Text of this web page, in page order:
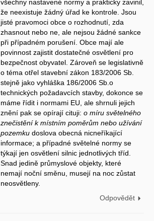
všechny nastavené normy a prakticky zavinil,
že neexistuje žádný úřad ke kontrole. Jsou
jisté pravomoci obce o rozhodnutí, zda
zhasnout nebo ne, ale nejsou žádné sankce
při případném porušení. Obce mají ale
povinnost zajistit dostatečné osvětlení pro
bezpečnost obyvatel. Zároveň se legislativně
o téma otřel stavební zákon 183/2006 Sb.
stejně jako vyhláška 186/2006 Sb.o
technických požadavcích stavby, dokonce se
máme řídit i normami EU, ale shrnuli jejich
znění pak se opírají cituji: o míru světelného
znečistění k místním poměrům nebo užívání
pozemku doslova obecná nicneříkající
informace; a případné světelné normy se
týkají jen osvětlení silnic jednotlivých tříd.
Snad jedině průmyslové objekty, které
nemají noční směnu, musejí na noc zůstat
neosvětleny.
Odpovědět